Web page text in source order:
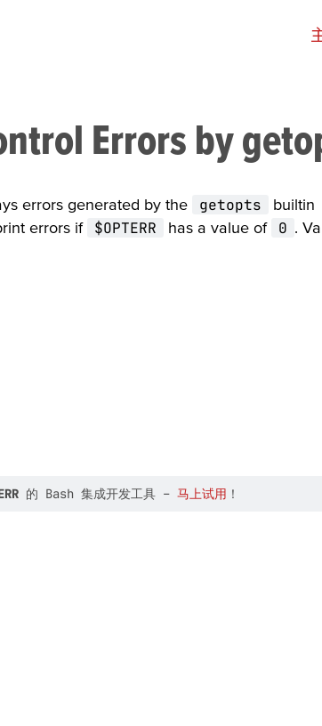
Errors by
errors generated by the getopts
builtin
errors if $OPTERR has a value of 0 .
的 Bash 集成开发工具 – 马上试用 ！